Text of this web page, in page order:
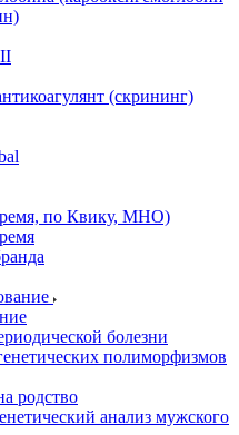
(скрининг)
по Квику, МНО)
болезни
полиморфизмов
родство
анализ мужского